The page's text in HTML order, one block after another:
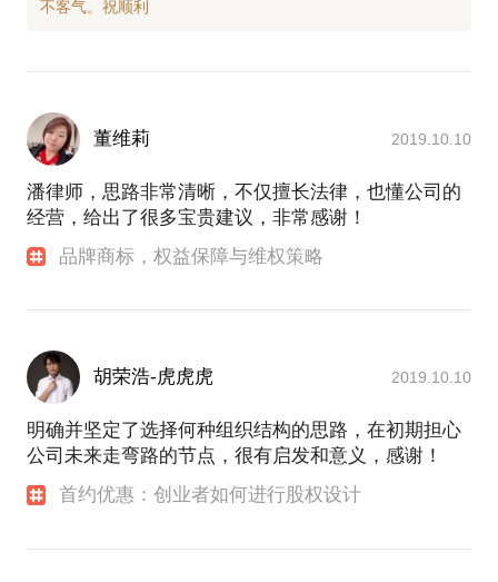
董维莉 2019.10.10
潘律师，思路非常清晰，不仅擅长法律，也懂公司的
经营，给出了很多宝贵建议，非常感谢！
品牌商标，权益保障与维权策略
胡荣浩-虎虎虎 2019.10.10
明确并坚定了选择何种组织结构的思路，在初期担心
公司未来走弯路的节点，很有启发和意义，感谢！
首约优惠：创业者如何进行股权设计